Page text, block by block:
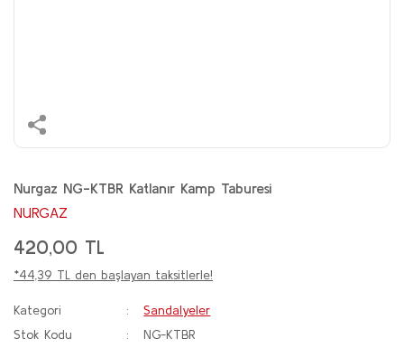
Nurgaz NG-KTBR Katlanır Kamp Taburesi
NURGAZ
420,00 TL
*44,39 TL den başlayan taksitlerle!
Kategori
Sandalyeler
Stok Kodu
NG-KTBR